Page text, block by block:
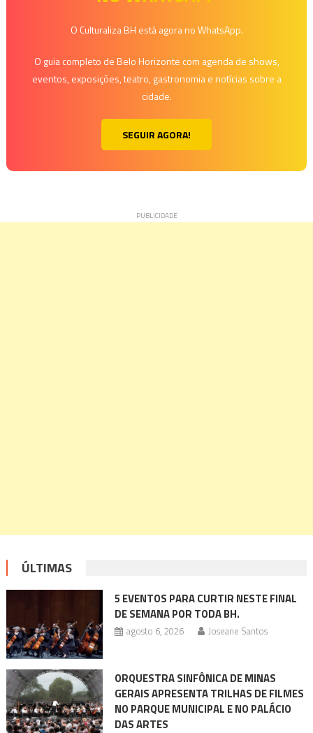
O Culturaliza BH está agora no WhatsApp.
O guia completo de Belo Horizonte com agenda de shows,
eventos, exposições, teatro, gastronomia e notícias sobre a
cidade.
SEGUIR AGORA!
ÚLTIMAS
5 EVENTOS PARA CURTIR NESTE FINAL
DE SEMANA POR TODA BH.
agosto 6, 2026 Joseane Santos
ORQUESTRA SINFÔNICA DE MINAS
GERAIS APRESENTA TRILHAS DE FILMES
NO PARQUE MUNICIPAL E NO PALÁCIO
DAS ARTES